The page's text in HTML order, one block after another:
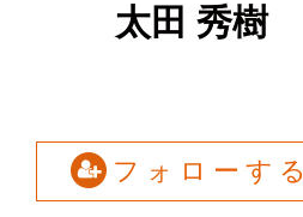
太田 秀樹
フォローする